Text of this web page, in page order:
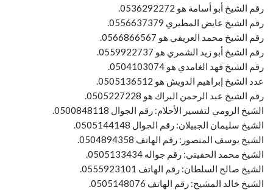
رقم الشيخ أبو أسامة هو 0536292272.
رقم الشيخ عايض المطيري 0556637379.
رقم الشيخ محمد العريفي هو 0566866567.
رقم الشيخ أبو زيد الشمري هو 0559922737.
رقم الشيخ فهد الغامدي هو 0504103074.
عدد الشيخ إبراهيم الدويش هو 0505136512.
رقم الشيخ عبد الرحمن البراك هو 0505227228.
الشيخ الرومي لتفسير الأحلام: رقم الجوال 0500848118.
الشيخ سليمان الجبيلان: رقم الجوال 0505144148.
الشيخ يوسف المنصور: رقم الهاتف 0504894358.
الشيخ محمد الحفيتي: رقم جواله 0505133434.
الشيخ صالح السلطان: رقم الهاتف 0555923101.
الشيخ خالد المشيح: رقم الهاتف 0505148076.